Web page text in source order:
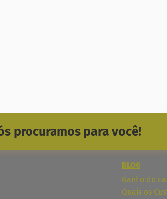
procuramos para você!
BLOG
Ganho de
Quais os